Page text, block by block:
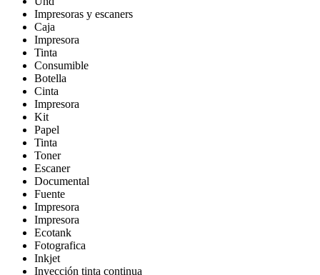
Impresoras y escaners
Caja
Impresora
Tinta
Consumible
Botella
Cinta
Impresora
Kit
Papel
Tinta
Toner
Escaner
Documental
Fuente
Impresora
Impresora
Ecotank
Fotografica
Inkjet
Inyección tinta continua